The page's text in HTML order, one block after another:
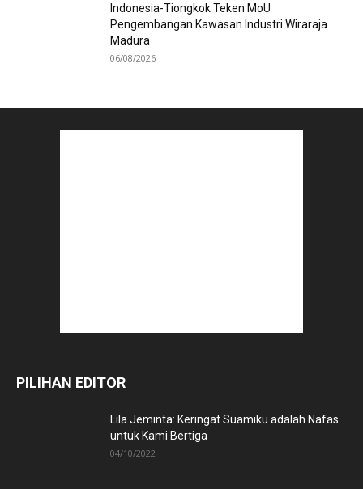
Indonesia-Tiongkok Teken MoU
Pengembangan Kawasan Industri Wiraraja
Madura
06/08/2026
PILIHAN EDITOR
Lila Jeminta: Keringat Suamiku adalah Nafas
untuk Kami Bertiga
04/10/2022